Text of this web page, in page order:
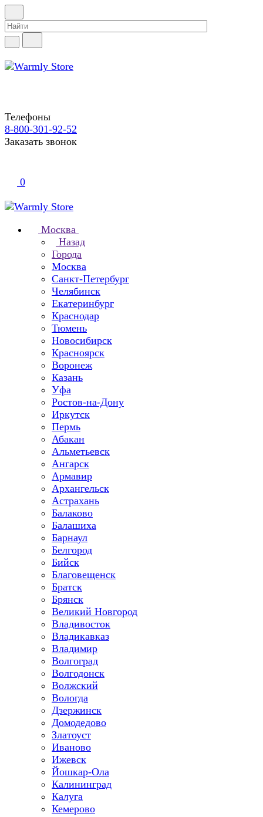
Телефоны
8-800-301-92-52
Заказать звонок
0
Москва
Назад
Города
Москва
Санкт-Петербург
Челябинск
Екатеринбург
Краснодар
Тюмень
Новосибирск
Красноярск
Воронеж
Казань
Уфа
Ростов-на-Дону
Иркутск
Пермь
Абакан
Альметьевск
Ангарск
Армавир
Архангельск
Астрахань
Балаково
Балашиха
Барнаул
Белгород
Бийск
Благовещенск
Братск
Брянск
Великий Новгород
Владивосток
Владикавказ
Владимир
Волгоград
Волгодонск
Волжский
Вологда
Дзержинск
Домодедово
Златоуст
Иваново
Ижевск
Йошкар-Ола
Калининград
Калуга
Кемерово